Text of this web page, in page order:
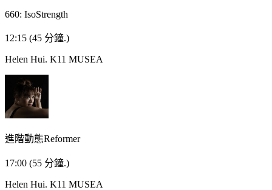
660: IsoStrength
12:15 (45 分鐘.)
Helen Hui. K11 MUSEA
進階動態Reformer
17:00 (55 分鐘.)
Helen Hui. K11 MUSEA